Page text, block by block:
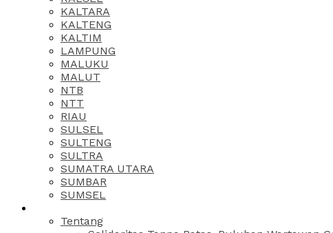
KALTARA
KALTENG
KALTIM
LAMPUNG
MALUKU
MALUT
NTB
NTT
RIAU
SULSEL
SULTENG
SULTRA
SUMATRA UTARA
SUMBAR
SUMSEL
Tentang